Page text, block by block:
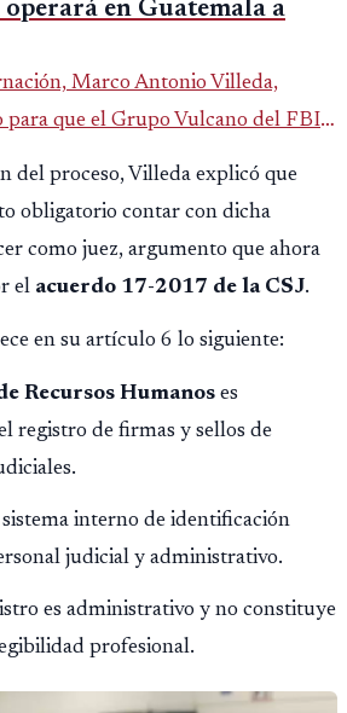
en Guatemala a
Marco Antonio Villeda,
que el Grupo Vulcano del FBI
del proceso, Villeda explicó que
obligatorio contar con dicha
como juez, argumento que ahora
el acuerdo 17-2017 de la CSJ.
en su artículo 6 lo siguiente:
Recursos Humanos es
registro de firmas y sellos de
interno de identificación
judicial y administrativo.
es administrativo y no constituye
profesional.